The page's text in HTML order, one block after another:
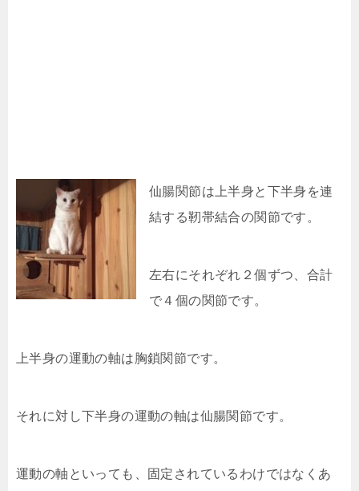
仙腸関節は上半身と下半身を連
結する靭帯結合の関節です。
左右にそれぞれ２個ずつ、合計
で４個の関節です。
上半身の運動の軸は胸鎖関節です。
それに対し下半身の運動の軸は仙腸関節です。
運動の軸といっても、固定されているわけではなくあ